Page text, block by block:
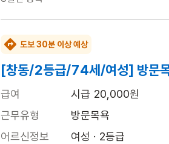
도보 30분 이상 예상
[창동/2등급/74세/여성] 방문
급여
시급 20,000원
근무유형
방문목욕
어르신정보
여성 · 2등급